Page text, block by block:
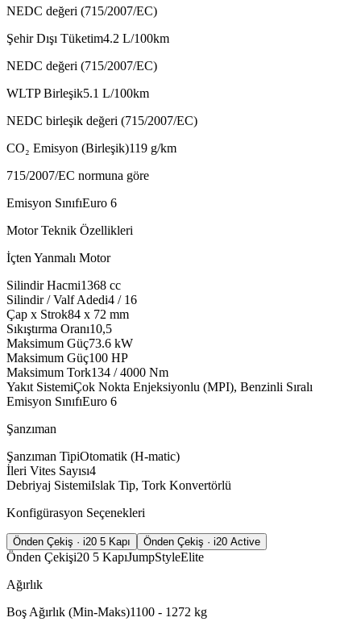
NEDC değeri (715/2007/EC)
Şehir Dışı Tüketim4.2 L/100km
NEDC değeri (715/2007/EC)
WLTP Birleşik5.1 L/100km
NEDC birleşik değeri (715/2007/EC)
CO₂ Emisyon (Birleşik)119 g/km
715/2007/EC normuna göre
Emisyon SınıfıEuro 6
Motor Teknik Özellikleri
İçten Yanmalı Motor
Silindir Hacmi1368 cc
Silindir / Valf Adedi4 / 16
Çap x Strok84 x 72 mm
Sıkıştırma Oranı10,5
Maksimum Güç73.6 kW
Maksimum Güç100 HP
Maksimum Tork134 / 4000 Nm
Yakıt SistemiÇok Nokta Enjeksiyonlu (MPI), Benzinli Sıralı
Emisyon SınıfıEuro 6
Şanzıman
Şanzıman TipiOtomatik (H-matic)
İleri Vites Sayısı4
Debriyaj SistemiIslak Tip, Tork Konvertörlü
Konfigürasyon Seçenekleri
Önden Çekiş · i20 5 Kapı Önden Çekiş · i20 Active
Önden Çekişi20 5 KapıJumpStyleElite
Ağırlık
Boş Ağırlık (Min-Maks)1100 - 1272 kg